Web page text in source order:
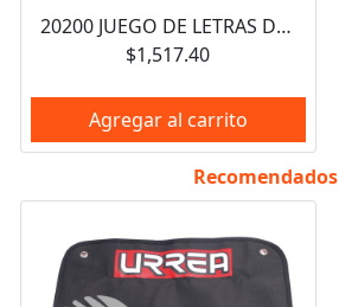
20200 JUEGO DE LETRAS DE GOLPE TROQUELES DE ACERO 1/8" ESTANDAR HANSON
$1,517.40
Agregar al carrito
Recomendados